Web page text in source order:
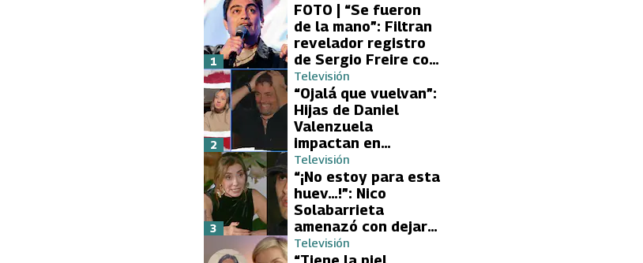
FOTO | “Se fueron
de la mano”: Filtran
revelador registro
de Sergio Freire con
supuesta nueva
conquista
1
Televisión
“Ojalá que vuelvan”:
Hijas de Daniel
Valenzuela
impactan en
Volverías con tu Ex
2 con directa
petición a su papá
sobre Yamila Reyna
2
Televisión
“¡No estoy para esta
huev…!”: Nico
Solabarrieta
amenazó con dejar
Volverías con tu Ex
tras encontrón con
3
Televisión